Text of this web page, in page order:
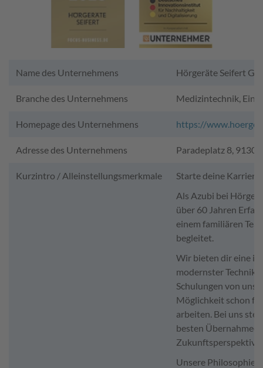
Name des Unternehmens Hörgeräte Seifert
Branche des Unternehmens Medizintechnik,
Homepage des Unternehmens https://
Adresse des Unternehmens Paradeplatz 8,
Kurzintro / Alleinstellungsmerkmale
Starte deine
Als Azubi bei
über 60 Jahren
einem familiären
begleitet.
Wir bieten dir eine
modernster Technik,
Schulungen von
Möglichkeit schon
arbeiten. Bei uns
besten
Unsere Philosophie